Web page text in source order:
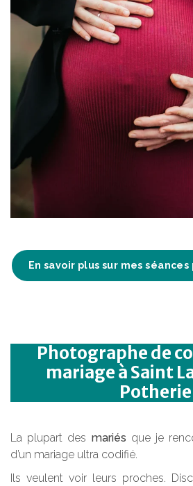
En savoir plus sur mes
Photographe de
mariage à Saint
Potherie
La plupart des mariés que je
d’un mariage ultra codifié.
Ils veulent voir leurs proches.